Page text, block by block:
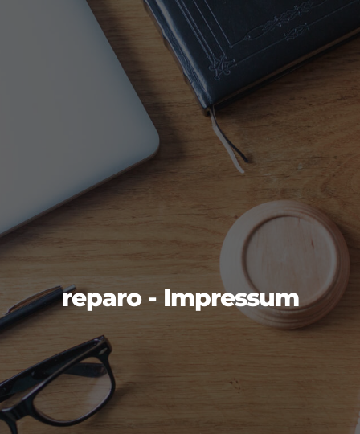
reparo - Impressum